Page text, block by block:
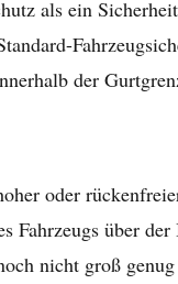
als ein
der
oder
über
nicht groß